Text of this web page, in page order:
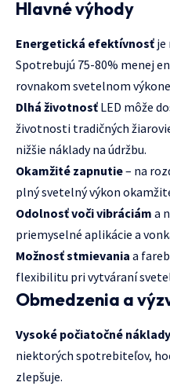
Hlavné výhody
Energetická efektívnosť je
Spotrebujú 75-80% menej
rovnakom svetelnom
Dlhá životnosť LED môže
životnosti tradičných
nižšie náklady na údržbu.
Okamžité zapnutie– na
plný svetelný výkon
Odolnosť voči vibráciám a
priemyselné aplikácie a
Možnosť stmievania a
flexibilitu pri vytváraní
Obmedzenia a
Vysoké počiatočné náklady
niektorých spotrebiteľov,
zlepšuje.